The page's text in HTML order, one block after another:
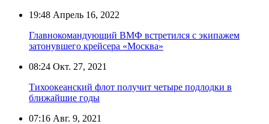
19:48 Апрель 16, 2022
Главнокомандующий ВМФ встретился с экипажем
затонувшего крейсера «Москва»
08:24 Окт. 27, 2021
Тихоокеанский флот получит четыре подлодки в
ближайшие годы
07:16 Авг. 9, 2021